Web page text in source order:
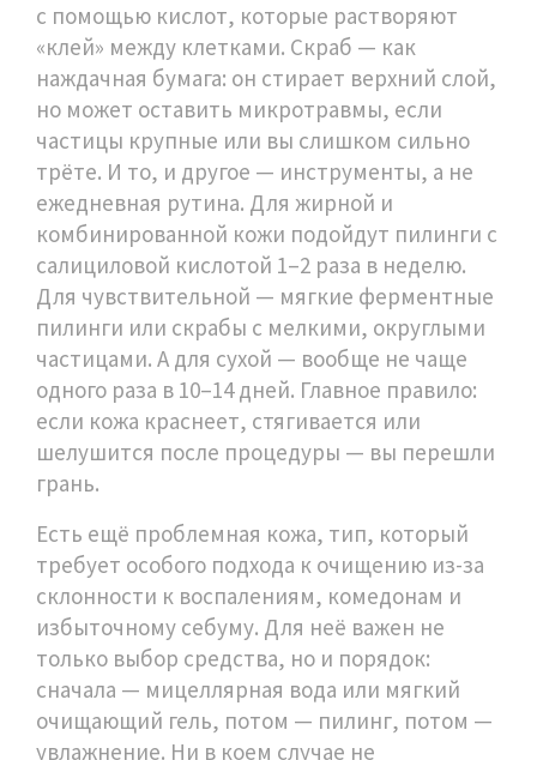
с помощью кислот, которые растворяют
«клей» между клетками. Скраб — как
наждачная бумага: он стирает верхний слой,
но может оставить микротравмы, если
частицы крупные или вы слишком сильно
трёте. И то, и другое — инструменты, а не
ежедневная рутина. Для жирной и
комбинированной кожи подойдут пилинги с
салициловой кислотой 1–2 раза в неделю.
Для чувствительной — мягкие ферментные
пилинги или скрабы с мелкими, округлыми
частицами. А для сухой — вообще не чаще
одного раза в 10–14 дней. Главное правило:
если кожа краснеет, стягивается или
шелушится после процедуры — вы перешли
грань.
Есть ещё проблемная кожа, тип, который
требует особого подхода к очищению из-за
склонности к воспалениям, комедонам и
избыточному себуму. Для неё важен не
только выбор средства, но и порядок:
сначала — мицеллярная вода или мягкий
очищающий гель, потом — пилинг, потом —
увлажнение. Ни в коем случае не